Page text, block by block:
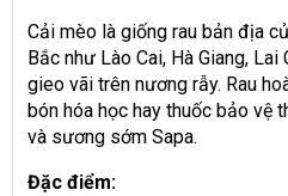
Cải mèo là giống rau bản địa
Bắc như Lào Cai, Hà Giang,
gieo vãi trên nương rẫy. Rau
bón hóa học hay thuốc bảo vệ
và sương sớm Sapa.
Đặc điểm: